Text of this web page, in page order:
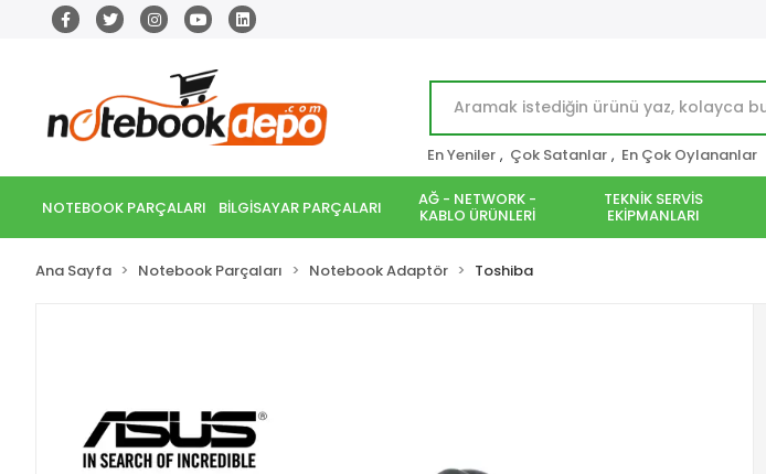
En Yeniler , Çok Satanlar , En Çok Oylananlar
NOTEBOOK PARÇALARI BİLGİSAYAR PARÇALARI AĞ - NETWORK -
KABLO ÜRÜNLERİ
TEKNİK SERVİS
EKİPMANLARI
Ana Sayfa Notebook Parçaları Notebook Adaptör Toshiba